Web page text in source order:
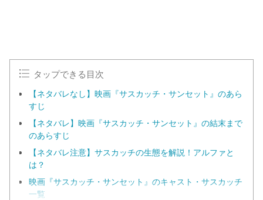
タップできる目次
【ネタバレなし】映画『サスカッチ・サンセット』のあら
すじ
【ネタバレ】映画『サスカッチ・サンセット』の結末まで
のあらすじ
【ネタバレ注意】サスカッチの生態を解説！アルファと
は？
映画『サスカッチ・サンセット』のキャスト・サスカッチ
一覧